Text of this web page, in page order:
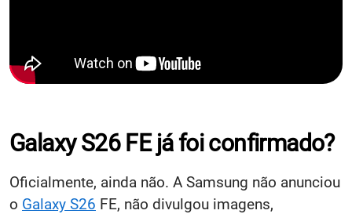
Galaxy S26 FE já foi confirmado?
Oficialmente, ainda não. A Samsung não anunciou
o Galaxy S26 FE, não divulgou imagens,